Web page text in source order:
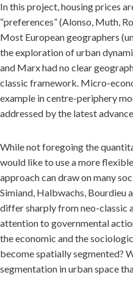
In this project, housing prices
“preferences” (Alonso, Muth,
Most European geographers
the exploration of urban
and Marx had no clear
classic framework. Micro-
example in centre-periphery
addressed by the latest
While not foregoing the
would like to use a more
approach can draw on many
Simiand, Halbwachs, Bourdieu
differ sharply from neo-classic
attention to governmental
the economic and the
become spatially segmented?
segmentation in urban space